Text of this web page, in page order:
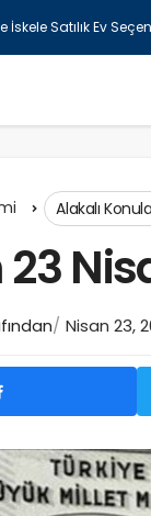
Alakalı
Nisan 23,